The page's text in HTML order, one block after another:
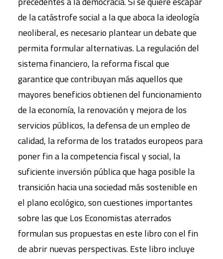
de la catástrofe social a la que aboca la ideología
neoliberal, es necesario plantear un debate que
permita formular alternativas. La regulación del
sistema financiero, la reforma fiscal que
garantice que contribuyan más aquellos que
mayores beneficios obtienen del funcionamiento
de la economía, la renovación y mejora de los
servicios públicos, la defensa de un empleo de
calidad, la reforma de los tratados europeos para
poner fin a la competencia fiscal y social, la
suficiente inversión pública que haga posible la
transición hacia una sociedad más sostenible en
el plano ecológico, son cuestiones importantes
sobre las que Los Economistas aterrados
formulan sus propuestas en este libro con el fin
de abrir nuevas perspectivas. Este libro incluye